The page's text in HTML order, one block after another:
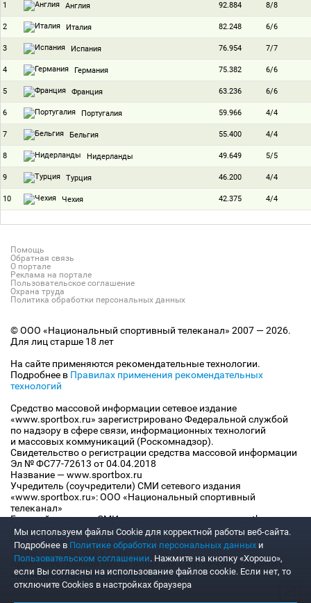
1 Англия 92.884 8/8
2 Италия 82.248 6/6
3 Испания 76.954 7/7
4 Германия 75.382 6/6
5 Франция 63.236 6/6
6 Португалия 59.966 4/4
7 Бельгия 55.400 4/4
8 Нидерланды 49.649 5/5
9 Турция 46.200 4/4
10 Чехия 42.375 4/4
Помощь
Обратная связь
О портале
Реклама на портале
Пользовательское соглашение
Охрана труда
Политика обработки персональных данных
© ООО «Национальный спортивный телеканал» 2007 — 2026.
Для лиц старше 18 лет
На сайте применяются рекомендательные технологии.
Подробнее в Правилах применения рекомендательных
технологий
Средство массовой информации сетевое издание
«www.sportbox.ru» зарегистрировано Федеральной службой
по надзору в сфере связи, информационных технологий
и массовых коммуникаций (Роскомнадзор).
Свидетельство о регистрации средства массовой информации
Эл № ФС77-72613 от 04.04.2018
Название — www.sportbox.ru
Учредитель (соучредители) СМИ сетевого издания
«www.sportbox.ru»: ООО «Национальный спортивный
телеканал»
Главный редактор СМИ сетевого издания «www.sportbox.ru»:
Конов В.А.
Номер телефона редакции СМИ сетевого издания
«www.sportbox.ru»: +7 (495) 653 8419
Адрес электронной почты редакции СМИ сетевого издания
«www.sportbox.ru»: editor@sportbox.ru
Мы используем файлы Сookie для корректной работы веб-сайта.
Подробнее в Политике обработки персональных данных и
Пользовательском соглашении. Нажмите на кнопку «Хорошо»,
если Вы согласны на использование файлов cookie. Если нет, то
отключите Cookies в настройках браузера